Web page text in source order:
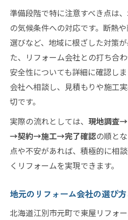
信頼感あるリフォーム
見積もり比較でわか
施工中のトラブルを防
リフォームの保証制度
準備段階で特に注意すべき点は
の気候条件への対応です。断熱
選びなど、地域に根ざした対策
た、リフォーム会社との打ち合
安全性についても詳細に確認し
会社へ相談し、見積もりや施工
切です。
実際の流れとしては、 現地調査
→契約→施工→完了確認の順と
点や不安があれば、積極的に相
くリフォームを実現できます。
地元のリフォーム会社の選び
北海道江別市元町で東屋リフォ